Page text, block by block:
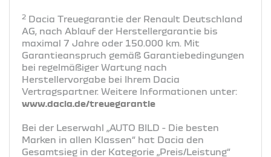
2 Dacia Treuegarantie der Renault Deutschland
AG, nach Ablauf der Herstellergarantie bis
maximal 7 Jahre oder 150.000 km. Mit
Garantieanspruch gemäß Garantiebedingungen
bei regelmäßiger Wartung nach
Herstellervorgabe bei Ihrem Dacia
Vertragspartner. Weitere Informationen unter:
www.dacia.de/treuegarantie
Bei der Leserwahl „AUTO BILD - Die besten
Marken in allen Klassen“ hat Dacia den
Gesamtsieg in der Kategorie „Preis/Leistung“